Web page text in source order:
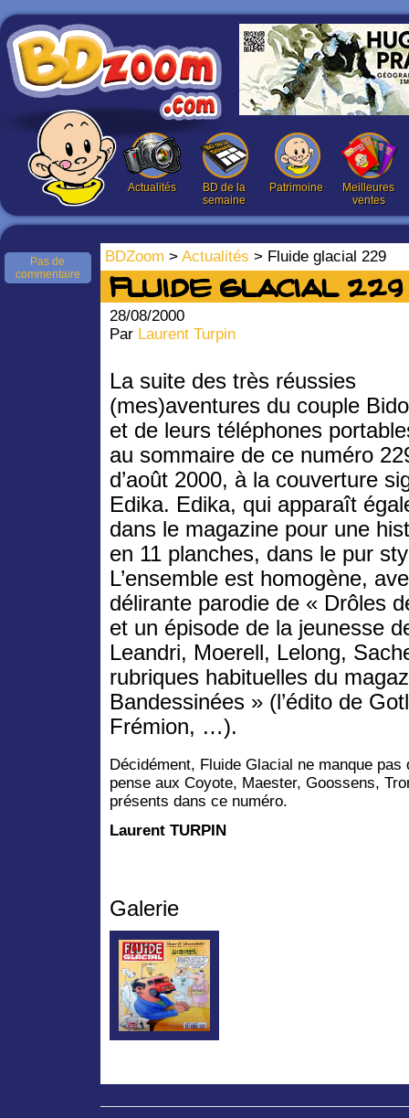
Actualités
BD de la
semaine
Patrimoine
Meilleures
ventes
BDZoom > Actualités > Fluide glacial 229
Pas de
commentaire
Fluide glacial 229
28/08/2000
Par Laurent Turpin
La suite des très réussies
(mes)aventures du couple
et de leurs téléphones
au sommaire de ce numéro
d’août 2000, à la couverture
Edika. Edika, qui apparaît
dans le magazine pour une
en 11 planches, dans le pur
L’ensemble est homogène,
délirante parodie de « Drôles
et un épisode de la jeunesse
Leandri, Moerell, Lelong,
rubriques habituelles du
Bandessinées » (l’édito de
Frémion, …).
Décidément, Fluide Glacial ne manque
pense aux Coyote, Maester, Goossens,
présents dans ce numéro.
Laurent TURPIN
Galerie